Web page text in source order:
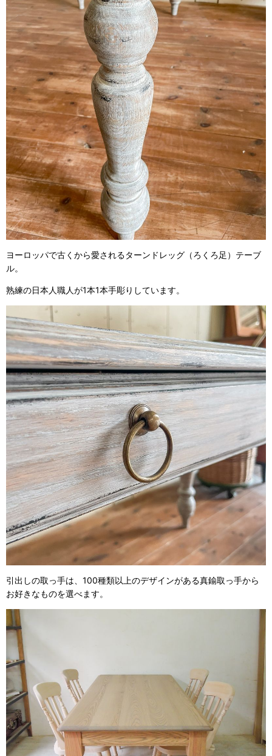
ヨーロッパで古くから愛されるターンドレッグ（ろくろ足）テーブ
ル。
熟練の日本人職人が1本1本手彫りしています。
引出しの取っ手は、100種類以上のデザインがある真鍮取っ手から
お好きなものを選べます。